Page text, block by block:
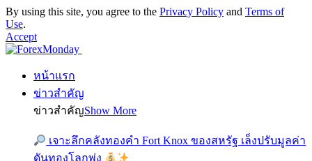
By using this site, you agree to the Privacy Policy and Terms of
Use.
Accept
หน้าแรก
ข่าวสำคัญ
ข่าวสำคัญShow More
เจาะลึกคลังทองคำ Fort Knox ของสหรัฐ เล็งปรับมูลค่า
ดันทองโลกพุ่ง